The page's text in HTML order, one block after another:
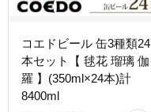
コエドビール 缶3種類24
本セット【 毬花 瑠璃 伽
羅 】(350ml×24本)計
8400ml